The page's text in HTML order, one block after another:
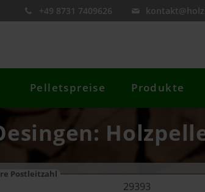
+49 8731 7409626
Pelletspreise Produkte
Postleitzahl